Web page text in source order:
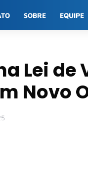
SOBRE EQUIPE
Lei de
Novo